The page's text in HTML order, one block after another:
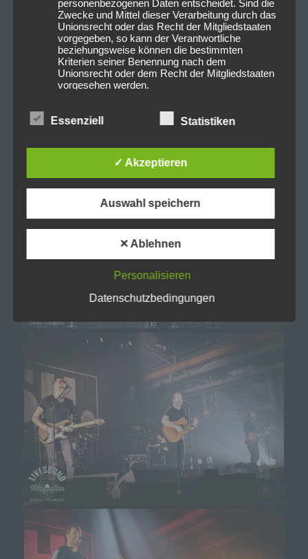
personenbezogenen Daten entscheidet. Sind die
Zwecke und Mittel dieser Verarbeitung durch das
Unionsrecht oder das Recht der Mitgliedstaaten
vorgegeben, so kann der Verantwortliche
beziehungsweise können die bestimmten
Kriterien seiner Benennung nach dem
Unionsrecht oder dem Recht der Mitgliedstaaten
vorgesehen werden.
h) Auftragsverarbeiter
Auftragsverarbeiter ist eine natürliche oder
juristische Person, Behörde, Einrichtung oder
andere Stelle, die personenbezogene Daten im
Auftrag des Verantwortlichen verarbeitet.
Person, Behörde, Einrichtung oder andere Stelle,
werden, unabhängig davon, ob es sich bei ihr um
Rahmen eines bestimmten
Untersuchungsauftrags nach dem Unionsrecht
oder dem Recht der Mitgliedstaaten
möglicherweise personenbezogene Daten
erhalten, gelten jedoch nicht als Empfänger.
j) Dritter
Dritter ist eine natürliche oder juristische Person,
Behörde, Einrichtung oder andere Stelle außer
der betroffenen Person, dem Verantwortlichen,
dem Auftragsverarbeiter und den Personen, die
unter der unmittelbaren Verantwortung des
Verantwortlichen oder des Auftragsverarbeiters
befugt sind, die personenbezogenen Daten zu
verarbeiten.
Essenziell Statistiken
✓ Akzeptieren
Auswahl speichern
✕ Ablehnen
Personalisieren
Datenschutzbedingungen